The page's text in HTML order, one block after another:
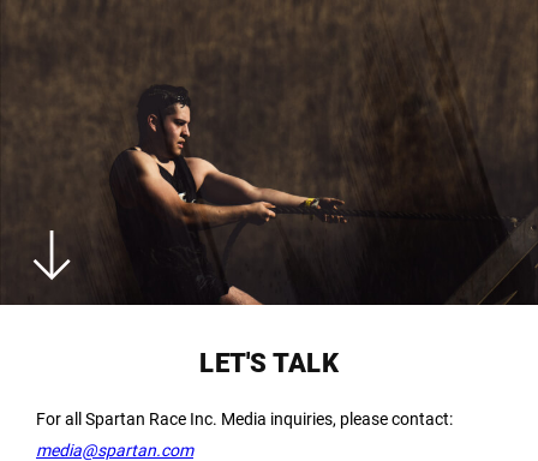
LET'S TALK
For all Spartan Race Inc. Media inquiries, please contact:
media@spartan.com